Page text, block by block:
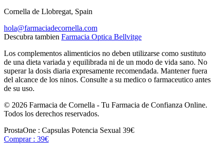
Cornella de Llobregat, Spain
hola@farmaciadecornella.com
Descubra tambien Farmacia Optica Bellvitge
Los complementos alimenticios no deben utilizarse como sustituto
de una dieta variada y equilibrada ni de un modo de vida sano. No
superar la dosis diaria expresamente recomendada. Mantener fuera
del alcance de los ninos. Consulte a su medico o farmaceutico antes
de su uso.
© 2026 Farmacia de Cornella - Tu Farmacia de Confianza Online.
Todos los derechos reservados.
ProstaOne : Capsulas Potencia Sexual 39€
Comprar : 39€